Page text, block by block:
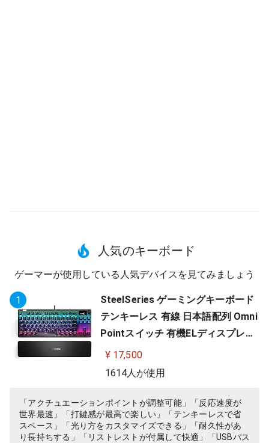
人気のキーボード
ゲーマーが使用している人気デバイスを見てみましょう
1
SteelSeries ゲーミングキーボード
テンキーレス 有線 日本語配列 Omni
Pointスイッチ 有機ELディスプレイ
搭載 Apex Pro TKL JP 64737
¥ 17,500
1614人が使用
「アクチュエーションポイントが調整可能」「反応速度が
世界最速」「打鍵感が最高で楽しい」「テンキーレスで省
スペース」「光り方をカスタマイズできる」「耐久性があ
り長持ちする」「リストレストが付属して快適」「USBパス